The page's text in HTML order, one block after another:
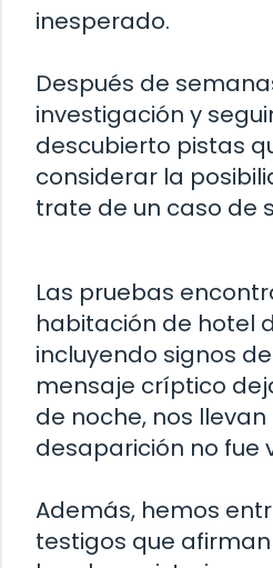
inesperado.
Después de
investigación y
descubierto pistas
considerar la
trate de un caso de
Las pruebas
habitación de hotel
incluyendo signos
mensaje críptico
de noche, nos
desaparición no fue
Además, hemos
testigos que